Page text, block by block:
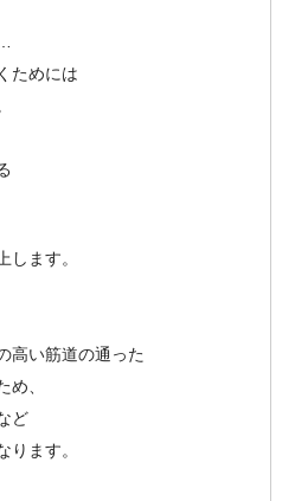
ためには
します。
高い筋道の通った
め、
ど
ります。